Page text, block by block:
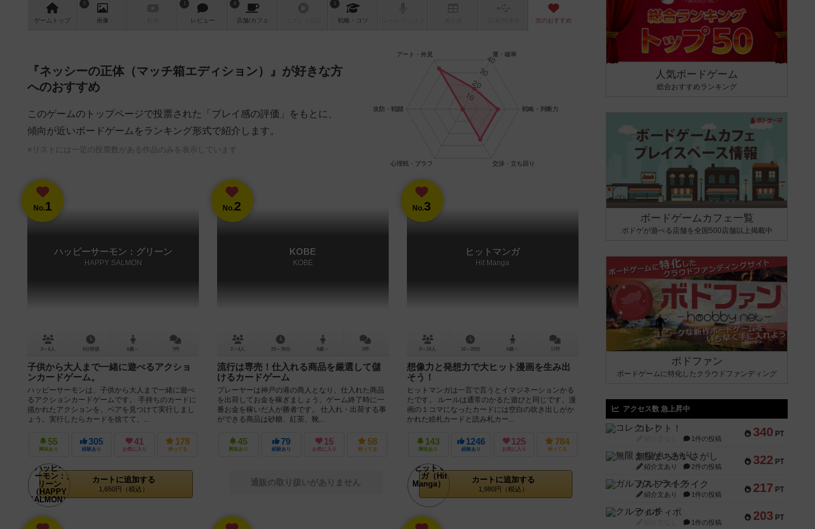
ゲーム トップ
5
画像
1
レビュー
8
店舗/カフェ
1
戦略 ・コツ 次のおすすめ
『ネッシーの正体（マッチ箱エディション）』が好きな方
へのおすすめ
このゲームのトップページで投票された「プレイ感の評価」をもとに、
傾向が近いボードゲームをランキング形式で紹介します。
※リストには一定の投票数がある作品のみを表示しています
No.1
ハッピーサーモン：グリーン
HAPPY SALMON
3～6人 5分前後 6歳～ 7件
子供から大人まで一緒に遊べるアクショ
ンカードゲーム。
ハッピーサーモンは、子供から大人まで一緒に遊べ
るアクションカードゲームです。 手持ちのカードに
描かれたアクションを、ペアを見つけて実行しまし
ょう。実行したらカードを捨てて、...
55
興味あり
305
経験あり
41
お気に入り
178
持ってる
カートに追加する
1,650円（税込）
No.2
KOBE
KOBE
2～4人 20～30分 8歳～ 2件
流行は専売！仕入れる商品を厳選して儲
けるカードゲーム
プレーヤーは神戸の港の商人となり、仕入れた商品
を出荷してお金を稼ぎましょう。ゲーム終了時に一
番お金を稼いだ人が勝者です。 仕入れ・出荷する事
ができる商品は砂糖、紅茶、靴...
45
興味あり
79
経験あり
15
お気に入り
58
持ってる
通販の取り扱いがありません
No.3
ヒットマンガ
Hit Manga
3～10人 10～20分 6歳～ 17件
想像力と発想力で大ヒット漫画を生み出
そう！
ヒットマンガは一言で言うとイマジネーションかる
たです。 ルールは通常のかるた遊びと同じです。漫
画の１コマになったカードには空白の吹き出しがか
かれた絵札カードと読み札カー...
143
興味あり
1246
経験あり
125
お気に入り
784
持ってる
カートに追加する
1,980円（税込）
人気ボードゲーム
総合おすすめランキング
ボードゲームカフェ一覧
ボドゲが遊べる店舗を全国500店舗以上掲載中
ボドファン
ボードゲームに特化したクラウドファンディング
アクセス数 急上昇中
340 PT
コレクト！
1件の投稿
322 PT
無限まちがいさがし
紹介文あり 2件の投稿
217 PT
ガルフストライク
紹介文あり 1件の投稿
203 PT
クルティボ
1件の投稿